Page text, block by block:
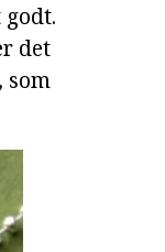
det
som